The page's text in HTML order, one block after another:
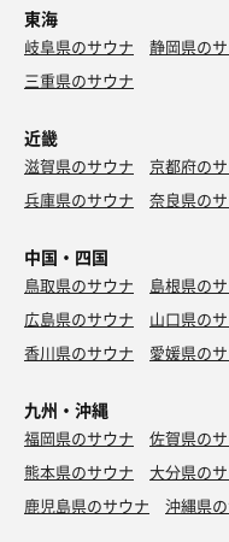
東海
岐阜県のサウナ 静岡県の
三重県のサウナ
近畿
滋賀県のサウナ 京都府の
兵庫県のサウナ
奈良県の
中国・四国
鳥取県のサウナ 島根県の
広島県のサウナ
山口県の
香川県のサウナ
愛媛県の
九州・沖縄
福岡県のサウナ 佐賀県の
熊本県のサウナ
大分県の
鹿児島県のサウナ
沖縄県